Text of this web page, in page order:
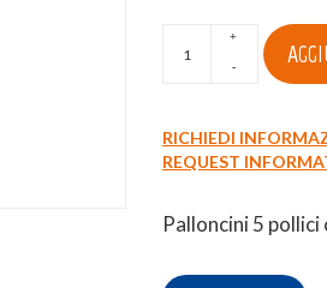
+
-
RICHIEDI
REQUEST
Palloncini 5